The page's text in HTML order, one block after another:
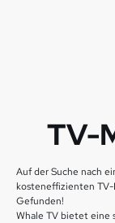
TV-
Auf der Suche nach
kosteneffizienten
Gefunden!
Whale TV bietet eine